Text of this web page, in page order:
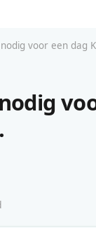
voor een dag